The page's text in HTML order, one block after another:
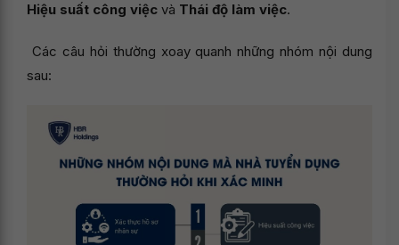
Hiệu suất công việc và Thái độ làm việc.
Các câu hỏi thường xoay quanh những nhóm nội dung
sau: